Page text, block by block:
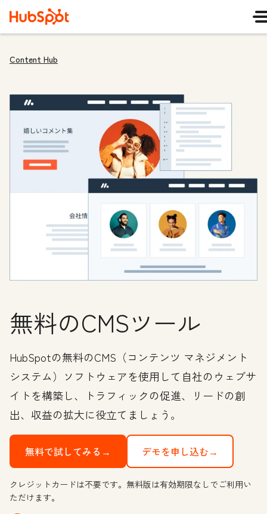
Content Hub
無料のCMSツール
HubSpotの無料のCMS（コンテンツ マネジメント
システム）ソフトウェアを使用して自社のウェブサ
イトを構築し、トラフィックの促進、リードの創
出、収益の拡大に役立てましょう。
無料で試してみる→ デモを申し込む→
クレジットカードは不要です。無料版は有効期限なしでご利用い
ただけます。